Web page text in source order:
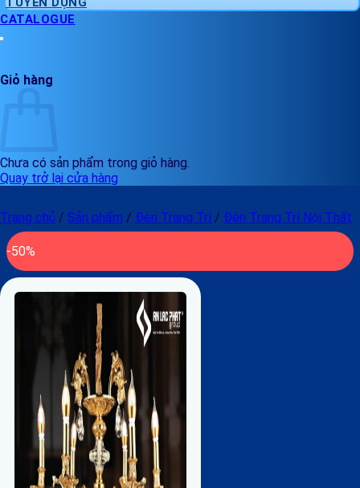
CATALOGUE
Giỏ hàng
Chưa có sản phẩm trong giỏ hàng.
Quay trở lại cửa hàng
Trang chủ / Sản phẩm / Đèn Trang Trí / Đèn Trang Trí Nội Thất
-50%